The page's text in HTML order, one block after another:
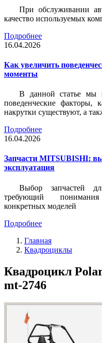
При обслуживании
качество используемых
Подробнее
16.04.2026
Как увеличить
моменты
В данной статье мы
поведенческие факторы,
накрутки существуют, а
Подробнее
16.04.2026
Запчасти MITSUBISHI:
эксплуатация
Выбор запчастей
требующий
конкретных моделей
Подробнее
Главная
Квадроциклы
Квадроцикл
mt-2746